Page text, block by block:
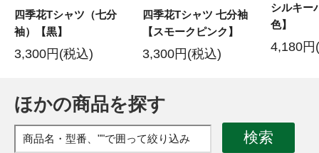
四季花Tシャツ（七分
袖）【黒】
3,300円(税込)
四季花Tシャツ 七分袖
【スモークピンク】
3,300円(税込)
シルキー
色】
4,180円
ほかの商品を探す
検索